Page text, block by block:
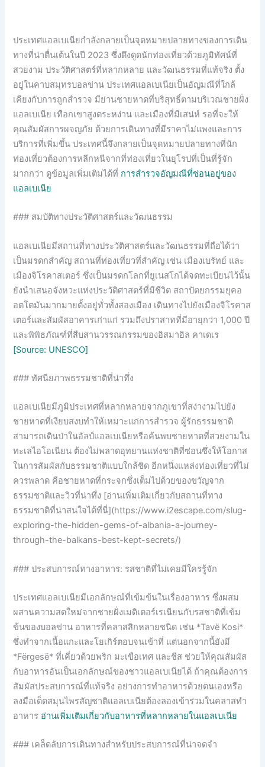
ประเทศแอลเบเนียกำลังกลายเป็นจุดหมายปลายทางของการเดิน
ทางที่น่าตื่นเต้นในปี 2023 ซึ่งดึงดูดนักท่องเที่ยวด้วยภูมิทัศน์ที่
สวยงาม ประวัติศาสตร์ที่หลากหลาย และวัฒนธรรมที่แท้จริง ตั้ง
อยู่ในคาบสมุทรบอลข่าน ประเทศแอลเบเนียเป็นอัญมณีที่ใกล้
เคียงกับการถูกสำรวจ มีย่านชายหาดที่บริสุทธิ์ตามบริเวณชายฝั่ง
แอลเบเนีย เทือกเขาสูงตระหง่าน และเมืองที่มีเสน่ห์ รอที่จะให้
คุณสัมผัสการผจญภัย ด้วยการเดินทางที่มีราคาไม่แพงและการ
บริการที่เพิ่มขึ้น ประเทศนี้จึงกลายเป็นจุดหมายปลายทางที่นัก
ท่องเที่ยวต้องการหลีกหนีจากที่ท่องเที่ยวในยุโรปที่เป็นที่รู้จัก
มากกว่า ดูข้อมูลเพิ่มเติมได้ที่ การสำรวจอัญมณีที่ซ่อนอยู่ของ
แอลเบเนีย
### สมบัติทางประวัติศาสตร์และวัฒนธรรม
แอลเบเนียมีสถานที่ทางประวัติศาสตร์และวัฒนธรรมที่ถือได้ว่า
เป็นมรดกสำคัญ สถานที่ท่องเที่ยวที่สำคัญ เช่น เมืองเบรัทย์ และ
เมืองจิโรคาสเตอร์ ซึ่งเป็นมรดกโลกที่ยูเนสโกได้จดทะเบียนไว้นั้น
ยังนำเสนอจังหวะแห่งประวัติศาสตร์ที่มีชีวิต สถาปัตยกรรมยุคอ
อตโตมันมากมายตั้งอยู่ทั่วทั้งสองเมือง เดินทางไปยังเมืองจิโรคาส
เตอร์และสัมผัสอาคารเก่าแก่ รวมถึงปราสาทที่มีอายุกว่า 1,000 ปี
และพิพิธภัณฑ์ที่สืบสานวรรณกรรมของอิสมาอิล คาเดเร
[Source: UNESCO]
### ทัศนียภาพธรรมชาติที่น่าทึ่ง
แอลเบเนียมีภูมิประเทศที่หลากหลายจากภูเขาที่สง่างามไปยัง
ชายหาดที่เงียบสงบทำให้เหมาะแก่การสำรวจ ผู้รักธรรมชาติ
สามารถเดินป่าในอัลป์แอลเบเนียหรือค้นพบชายหาดที่สวยงามใน
ทะเลไอโอเนียน ต้องไม่พลาดอุทยานแห่งชาติที่ซ่อนซึ่งให้โอกาส
ในการสัมผัสกับธรรมชาติแบบใกล้ชิด อีกหนึ่งแหล่งท่องเที่ยวที่ไม่
ควรพลาด คือชายหาดที่กระจกซึ่งเต็มไปด้วยของขวัญจาก
ธรรมชาติและวิวที่น่าทึ่ง [อ่านเพิ่มเติมเกี่ยวกับสถานที่ทาง
ธรรมชาติที่น่าสนใจได้ที่นี่](https://www.i2escape.com/slug-
exploring-the-hidden-gems-of-albania-a-journey-
through-the-balkans-best-kept-secrets/)
### ประสบการณ์ทางอาหาร: รสชาติที่ไม่เคยมีใครรู้จัก
ประเทศแอลเบเนียมีเอกลักษณ์ที่เข้มข้นในเรื่องอาหาร ซึ่งผสม
ผสานความสดใหม่จากชายฝั่งเมดิเตอร์เรเนียนกับรสชาติที่เข้ม
ข้นของบอลข่าน อาหารที่คลาสสิกหลายชนิด เช่น *Tavë Kosi*
ซึ่งทำจากเนื้อแกะและโยเกิร์ตอบจนเข้าที่ แต่นอกจากนี้ยังมี
*Fërgesë* ที่เคี่ยวด้วยพริก มะเขือเทศ และชีส ช่วยให้คุณสัมผัส
กับอาหารอันเป็นเอกลักษณ์ของชาวแอลเบเนียได้ ถ้าคุณต้องการ
สัมผัสประสบการณ์ที่แท้จริง อย่างการทำอาหารด้วยตนเองหรือ
ลงมือเด็ดสมุนไพรสัญชาติแอลเบเนียต้องลองเข้าร่วมในคลาสทำ
อาหาร อ่านเพิ่มเติมเกี่ยวกับอาหารที่หลากหลายในแอลเบเนีย
### เคล็ดลับการเดินทางสำหรับประสบการณ์ที่น่าจดจำ